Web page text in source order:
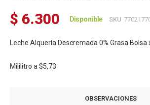
$ 6.300 Disponible SKU
Leche Alquería Descremada 0% Grasa Bolsa
Mililitro a $5,73
OBSERVACIONES